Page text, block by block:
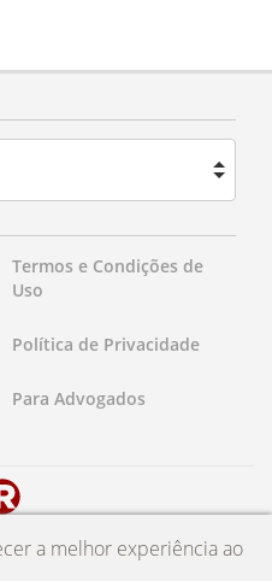
a melhor experiência ao
Termos e Condições de
Uso
Política de Privacidade
Para Advogados
serviços através deste site. A
indicação de advogado" ou uma